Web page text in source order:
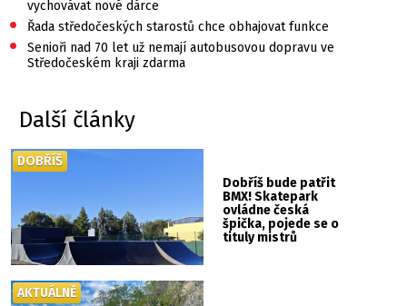
vychovávat nové dárce
• Řada středočeských starostů chce obhajovat funkce
•
Senioři nad 70 let už nemají autobusovou dopravu ve
Středočeském kraji zdarma
Další články
Dobříš bude patřit
BMX! Skatepark
ovládne česká
špička, pojede se o
tituly mistrů
DOBŘÍŠ
AKTUÁLNĚ